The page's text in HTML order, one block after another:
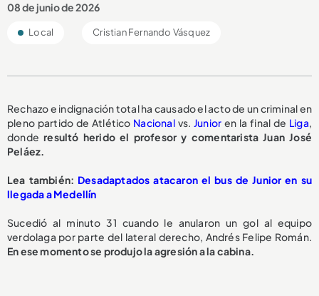
08 de junio de 2026
Local Cristian Fernando Vásquez
Rechazo e indignación total ha causado el acto de un criminal en
pleno partido de Atlético Nacionalvs. Junior en la final de Liga,
donderesultó herido el profesor y comentarista Juan José
Peláez.
Lea también: Desadaptados atacaron el bus de Junior en su
llegada a Medellín
Sucedió al minuto 31 cuando le anularon un gol al equipo
verdolaga por parte del lateral derecho, Andrés Felipe Román.
En ese momento se produjo la agresión a la cabina.